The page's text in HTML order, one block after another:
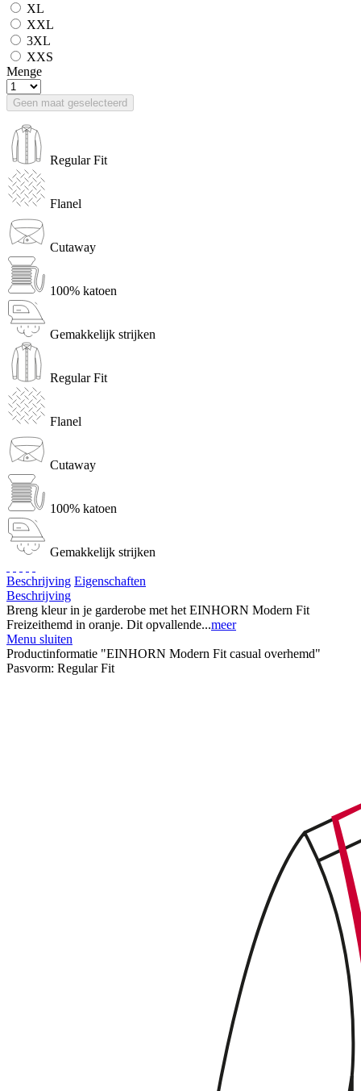
XL
XXL
3XL
XXS
Menge
Geen maat geselecteerd
Regular Fit
Flanel
Cutaway
100% katoen
Gemakkelijk strijken
Regular Fit
Flanel
Cutaway
100% katoen
Gemakkelijk strijken
Beschrijving Eigenschaften
Beschrijving
Breng kleur in je garderobe met het EINHORN Modern Fit
Freizeithemd in oranje. Dit opvallende...meer
Menu sluiten
Productinformatie "EINHORN Modern Fit casual overhemd"
Pasvorm: Regular Fit